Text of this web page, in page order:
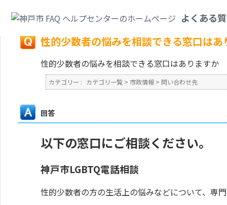
よくある
戻る
性的少数者の悩みを相談できる窓口はあ
性的少数者の悩みを相談できる窓口はありますか
カテゴリー : カテゴリ一覧 > 市政情報 > 問い合わせ先
回答
以下の窓口にご相談ください。
神戸市LGBTQ電話相談
性的少数者の方の生活上の悩みなどについて、専